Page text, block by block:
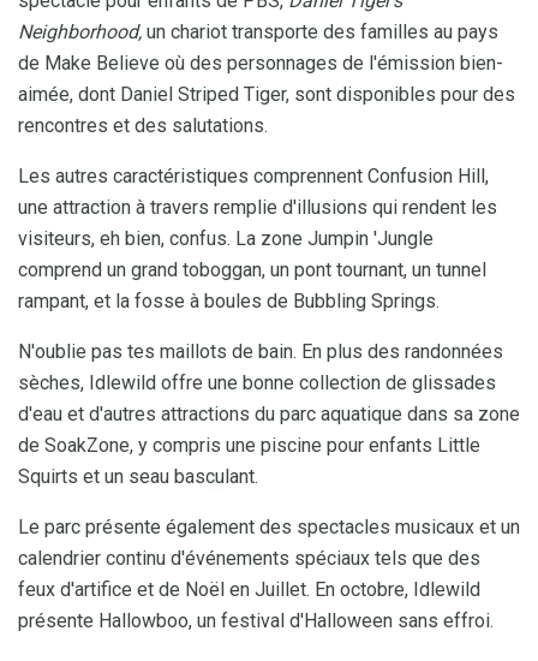
Neighborhood, un chariot transporte des familles au pays
de Make Believe où des personnages de l'émission bien-
aimée, dont Daniel Striped Tiger, sont disponibles pour des
rencontres et des salutations.
Les autres caractéristiques comprennent Confusion Hill,
une attraction à travers remplie d'illusions qui rendent les
visiteurs, eh bien, confus. La zone Jumpin 'Jungle
comprend un grand toboggan, un pont tournant, un tunnel
rampant, et la fosse à boules de Bubbling Springs.
N'oublie pas tes maillots de bain. En plus des randonnées
sèches, Idlewild offre une bonne collection de glissades
d'eau et d'autres attractions du parc aquatique dans sa zone
de SoakZone, y compris une piscine pour enfants Little
Squirts et un seau basculant.
Le parc présente également des spectacles musicaux et un
calendrier continu d'événements spéciaux tels que des
feux d'artifice et de Noël en Juillet. En octobre, Idlewild
présente Hallowboo, un festival d'Halloween sans effroi.